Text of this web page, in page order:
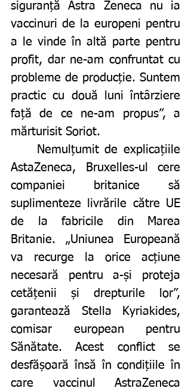
siguranță Astra Zeneca nu ia
vaccinuri de la europeni pentru
a le vinde în altă parte pentru
profit, dar ne-am confruntat cu
probleme de producție. Suntem
practic cu două luni întârziere
față de ce ne-am propus”, a
mărturisit Soriot.
AstaZeneca, Bruxelles-ul cere
companiei britanice să
suplimenteze livrările către UE
de la fabricile din Marea
Britanie. „Uniunea Europeană
va recurge la orice acțiune
necesară pentru a-și proteja
cetățenii și drepturile lor”,
garantează Stella Kyriakides,
comisar european pentru
Sănătate. Acest conflict se
desfășoară însă în condițiile în
care vaccinul AstraZeneca